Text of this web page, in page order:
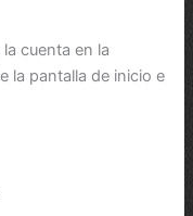
cuenta en la
la pantalla de inicio e